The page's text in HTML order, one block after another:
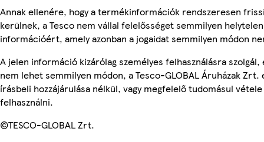
Annak ellenére, hogy a termékinformációk rendszeresen
kerülnek, a Tesco nem vállal felelősséget semmilyen helytelen
információért, amely azonban a jogaidat semmilyen módon
A jelen információ kizárólag személyes felhasználásra szolgál,
nem lehet semmilyen módon, a Tesco-GLOBAL Áruházak Zrt.
írásbeli hozzájárulása nélkül, vagy megfelelő tudomásul
felhasználni.
©TESCO-GLOBAL Zrt.